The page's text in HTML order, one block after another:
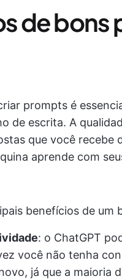
de bons
prompts é
de escrita. A
que você recebe
aprende com
benefícios de um
: o ChatGPT
você não tenha
já que a maioria